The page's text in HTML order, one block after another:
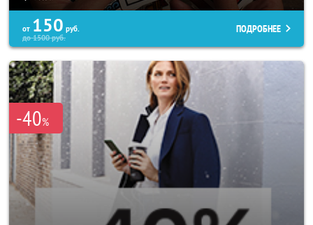
от 150 руб.
до1500руб.
ПОДРОБНЕЕ
-40%